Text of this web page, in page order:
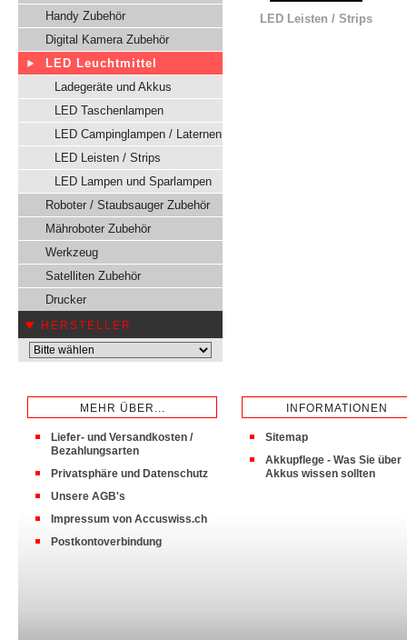
Handy Zubehör
Digital Kamera Zubehör
LED Leuchtmittel
Ladegeräte und Akkus
LED Taschenlampen
LED Campinglampen / Laternen
LED Leisten / Strips
LED Lampen und Sparlampen
Roboter / Staubsauger Zubehör
Mähroboter Zubehör
Werkzeug
Satelliten Zubehör
Drucker
HERSTELLER
LED Leisten / Strips
MEHR ÜBER...
Liefer- und Versandkosten /
Bezahlungsarten
Privatsphäre und Datenschutz
Unsere AGB's
Impressum von Accuswiss.ch
Postkontoverbindung
INFORMATIONEN
Sitemap
Akkupflege - Was Sie über
Akkus wissen sollten